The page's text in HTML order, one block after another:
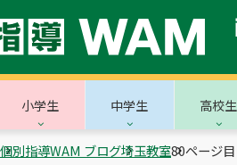
小学生 中学生 高校生
個別指導WAM ブログ埼玉教室80ページ目